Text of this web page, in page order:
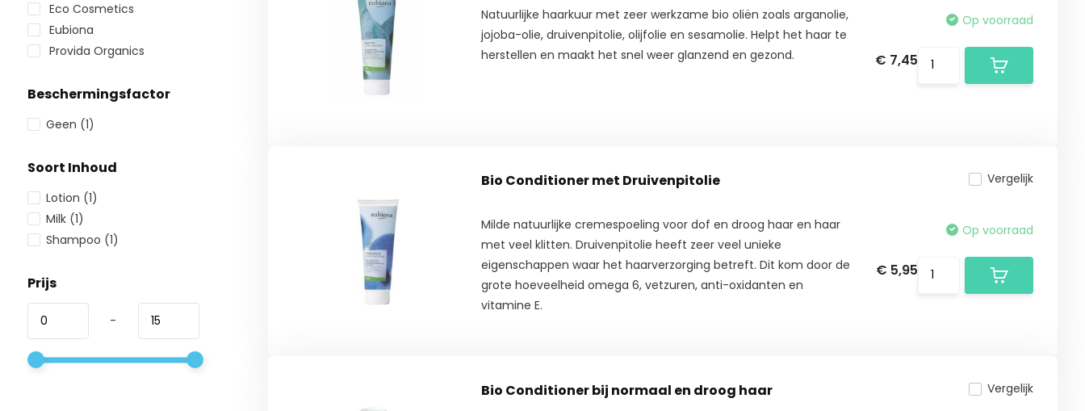
Eco Cosmetics
Eubiona
Provida Organics
Beschermingsfactor
Geen (1)
Soort Inhoud
Lotion (1)
Milk (1)
Shampoo (1)
Prijs
-
Natuurlijke haarkuur met zeer werkzame bio oliën zoals arganolie,
jojoba-olie, druivenpitolie, olijfolie en sesamolie. Helpt het haar te
herstellen en maakt het snel weer glanzend en gezond.
Op voorraad
€ 7,45
Bio Conditioner met Druivenpitolie
Milde natuurlijke cremespoeling voor dof en droog haar en haar
met veel klitten. Druivenpitolie heeft zeer veel unieke
eigenschappen waar het haarverzorging betreft. Dit kom door de
grote hoeveelheid omega 6, vetzuren, anti-oxidanten en
vitamine E.
Vergelijk
Op voorraad
€ 5,95
Bio Conditioner bij normaal en droog haar
Vergelijk